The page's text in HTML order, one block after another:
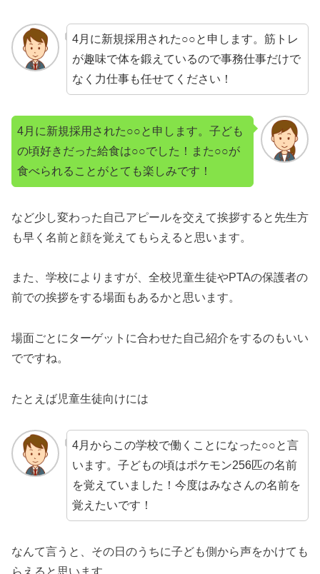
4月に新規採用された○○と申します。筋トレ
が趣味で体を鍛えているので事務仕事だけで
なく力仕事も任せてください！
4月に新規採用された○○と申します。子ども
の頃好きだった給食は○○でした！また○○が
食べられることがとても楽しみです！
など少し変わった自己アピールを交えて挨拶すると先生方
も早く名前と顔を覚えてもらえると思います。
また、学校によりますが、全校児童生徒やPTAの保護者の
前での挨拶をする場面もあるかと思います。
場面ごとにターゲットに合わせた自己紹介をするのもいい
でですね。
たとえば児童生徒向けには
4月からこの学校で働くことになった○○と言
います。子どもの頃はポケモン256匹の名前
を覚えていました！今度はみなさんの名前を
覚えたいです！
なんて言うと、その日のうちに子ども側から声をかけても
らえると思います。